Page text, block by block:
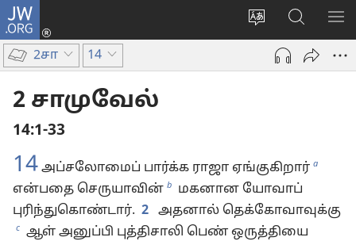
JW.ORG
மொழியை
மாற்றவும்
உள்நுழைக
window)
JW.ORG-
ல்
தேடவும்
2சா 14
2 சாமுவேல்
14:1-33
14 அப்சலோமைப் பார்க்க ராஜா ஏங்குகிறார் a
என்பதை செருயாவின் b
மகனான யோவாப்
புரிந்துகொண்டார். 2 அதனால் தெக்கோவாவுக்கு
c ஆள் அனுப்பி புத்திசாலி பெண் ஒருத்தியை